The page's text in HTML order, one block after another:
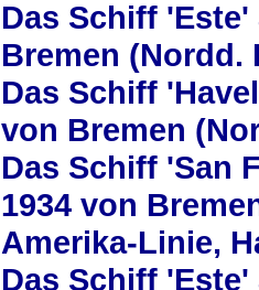
Das Schiff 'Este'
Bremen (Nordd.
Das Schiff
von Bremen
Das Schiff 'San
1934 von
Amerika-Linie,
Das Schiff 'Este'